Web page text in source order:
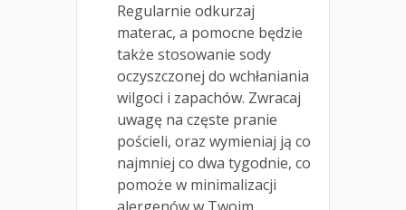
Regularnie odkurzaj
materac, a pomocne będzie
także stosowanie sody
oczyszczonej do wchłaniania
wilgoci i zapachów. Zwracaj
uwagę na częste pranie
pościeli, oraz wymieniaj ją co
najmniej co dwa tygodnie, co
pomoże w minimalizacji